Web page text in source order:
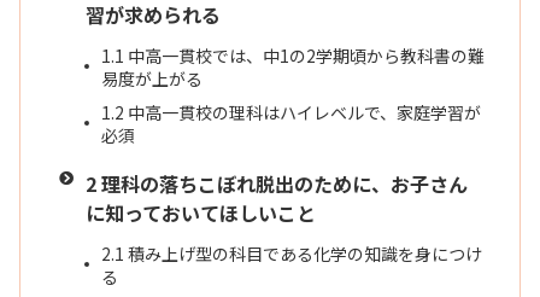
習が求められる
1.1 中高一貫校では、中1の2学期頃から教科書の難
易度が上がる
1.2 中高一貫校の理科はハイレベルで、家庭学習が
必須
2理科の落ちこぼれ脱出のために、お子さん
に知っておいてほしいこと
2.1 積み上げ型の科目である化学の知識を身につけ
る